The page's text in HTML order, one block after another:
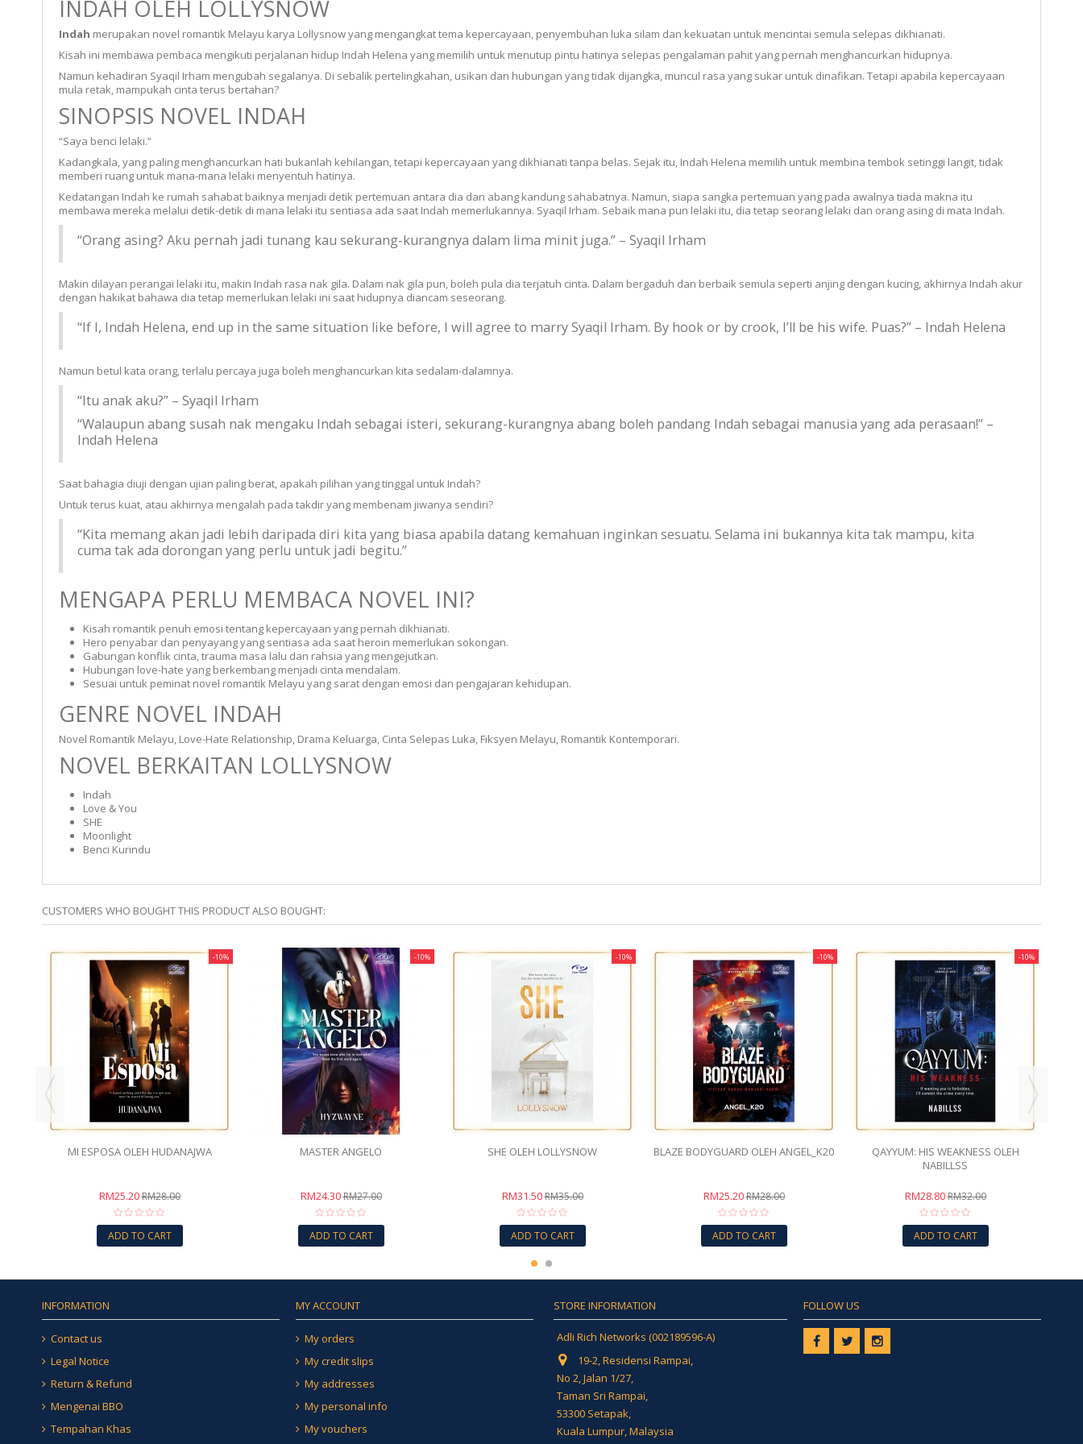
INDAH OLEH LOLLYSNOW
Indah merupakan novel romantik Melayu karya Lollysnow yang mengangkat tema kepercayaan, penyembuhan luka silam dan kekuatan untuk mencintai semula selepas dikhianati.
Kisah ini membawa pembaca mengikuti perjalanan hidup Indah Helena yang memilih untuk menutup pintu hatinya selepas pengalaman pahit yang pernah menghancurkan hidupnya.
Namun kehadiran Syaqil Irham mengubah segalanya. Di sebalik pertelingkahan, usikan dan hubungan yang tidak dijangka, muncul rasa yang sukar untuk dinafikan. Tetapi apabila kepercayaan
mula retak, mampukah cinta terus bertahan?
SINOPSIS NOVEL INDAH
“Saya benci lelaki.”
Kadangkala, yang paling menghancurkan hati bukanlah kehilangan, tetapi kepercayaan yang dikhianati tanpa belas. Sejak itu, Indah Helena memilih untuk membina tembok setinggi langit, tidak
memberi ruang untuk mana-mana lelaki menyentuh hatinya.
Kedatangan Indah ke rumah sahabat baiknya menjadi detik pertemuan antara dia dan abang kandung sahabatnya. Namun, siapa sangka pertemuan yang pada awalnya tiada makna itu
membawa mereka melalui detik-detik di mana lelaki itu sentiasa ada saat Indah memerlukannya. Syaqil Irham. Sebaik mana pun lelaki itu, dia tetap seorang lelaki dan orang asing di mata Indah.
“Orang asing? Aku pernah jadi tunang kau sekurang-kurangnya dalam lima minit juga.” – Syaqil Irham
Makin dilayan perangai lelaki itu, makin Indah rasa nak gila. Dalam nak gila pun, boleh pula dia terjatuh cinta. Dalam bergaduh dan berbaik semula seperti anjing dengan kucing, akhirnya Indah akur
dengan hakikat bahawa dia tetap memerlukan lelaki ini saat hidupnya diancam seseorang.
“If I, Indah Helena, end up in the same situation like before, I will agree to marry Syaqil Irham. By hook or by crook, I’ll be his wife. Puas?” – Indah Helena
Namun betul kata orang, terlalu percaya juga boleh menghancurkan kita sedalam-dalamnya.
“Itu anak aku?” – Syaqil Irham
“Walaupun abang susah nak mengaku Indah sebagai isteri, sekurang-kurangnya abang boleh pandang Indah sebagai manusia yang ada perasaan!” –
Indah Helena
Saat bahagia diuji dengan ujian paling berat, apakah pilihan yang tinggal untuk Indah?
Untuk terus kuat, atau akhirnya mengalah pada takdir yang membenam jiwanya sendiri?
“Kita memang akan jadi lebih daripada diri kita yang biasa apabila datang kemahuan inginkan sesuatu. Selama ini bukannya kita tak mampu, kita
cuma tak ada dorongan yang perlu untuk jadi begitu.”
MENGAPA PERLU MEMBACA NOVEL INI?
Kisah romantik penuh emosi tentang kepercayaan yang pernah dikhianati.
Hero penyabar dan penyayang yang sentiasa ada saat heroin memerlukan sokongan.
Gabungan konflik cinta, trauma masa lalu dan rahsia yang mengejutkan.
Hubungan love-hate yang berkembang menjadi cinta mendalam.
Sesuai untuk peminat novel romantik Melayu yang sarat dengan emosi dan pengajaran kehidupan.
GENRE NOVEL INDAH
Novel Romantik Melayu, Love-Hate Relationship, Drama Keluarga, Cinta Selepas Luka, Fiksyen Melayu, Romantik Kontemporari.
NOVEL BERKAITAN LOLLYSNOW
Indah
Love & You
SHE
Moonlight
Benci Kurindu
CUSTOMERS WHO BOUGHT THIS PRODUCT ALSO BOUGHT:
-10%
MI ESPOSA OLEH HUDANAJWA
RM25.20RM28.00
ADD TO CART
-10%
MASTER ANGELO
RM24.30RM27.00
ADD TO CART
-10%
SHE OLEH LOLLYSNOW
RM31.50RM35.00
ADD TO CART
-10%
BLAZE BODYGUARD OLEH ANGEL_K20
RM25.20RM28.00
ADD TO CART
-10%
QAYYUM: HIS WEAKNESS OLEH
NABILLSS
RM28.80RM32.00
ADD TO CART
INFORMATION
Contact us
Legal Notice
Return & Refund
Mengenai BBO
Tempahan Khas
MY ACCOUNT
My orders
My credit slips
My addresses
My personal info
My vouchers
STORE INFORMATION
Adli Rich Networks (002189596-A)
19-2, Residensi Rampai,
No 2, Jalan 1/27,
Taman Sri Rampai,
53300 Setapak,
Kuala Lumpur, Malaysia
FOLLOW US